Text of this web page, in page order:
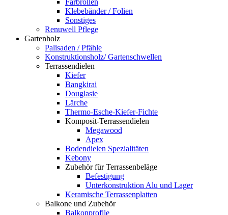
Farbrollen
Klebebänder / Folien
Sonstiges
Renuwell Pflege
Gartenholz
Palisaden / Pfähle
Konstruktionsholz/ Gartenschwellen
Terrassendielen
Kiefer
Bangkirai
Douglasie
Lärche
Thermo-Esche-Kiefer-Fichte
Komposit-Terrassendielen
Megawood
Apex
Bodendielen Spezialitäten
Kebony
Zubehör für Terrassenbeläge
Befestigung
Unterkonstruktion Alu und Lager
Keramische Terrassenplatten
Balkone und Zubehör
Balkonprofile